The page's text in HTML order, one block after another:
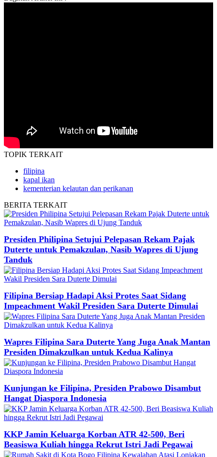
TOPIK TERKAIT
filipina
kapal ikan
kementerian kelautan dan perikanan
BERITA TERKAIT
Presiden Philipina Setujui Pelepasan Rekam Pajak
Duterte untuk Pemakzulan, Nasib Wapres di Ujung
Tanduk
Filipina Bersiap Hadapi Aksi Protes Saat Sidang
Impeachment Wakil Presiden Sara Duterte Dimulai
Wapres Filipina Sara Duterte Yang Juga Anak Mantan
Presiden Dimakzulkan untuk Kedua Kalinya
Kunjungan ke Filipina, Presiden Prabowo Disambut
Hangat Diaspora Indonesia
KKP Jamin Keluarga Korban ATR 42-500, Beri
Beasiswa Kuliah hingga Rekrut Istri Jadi Pegawai